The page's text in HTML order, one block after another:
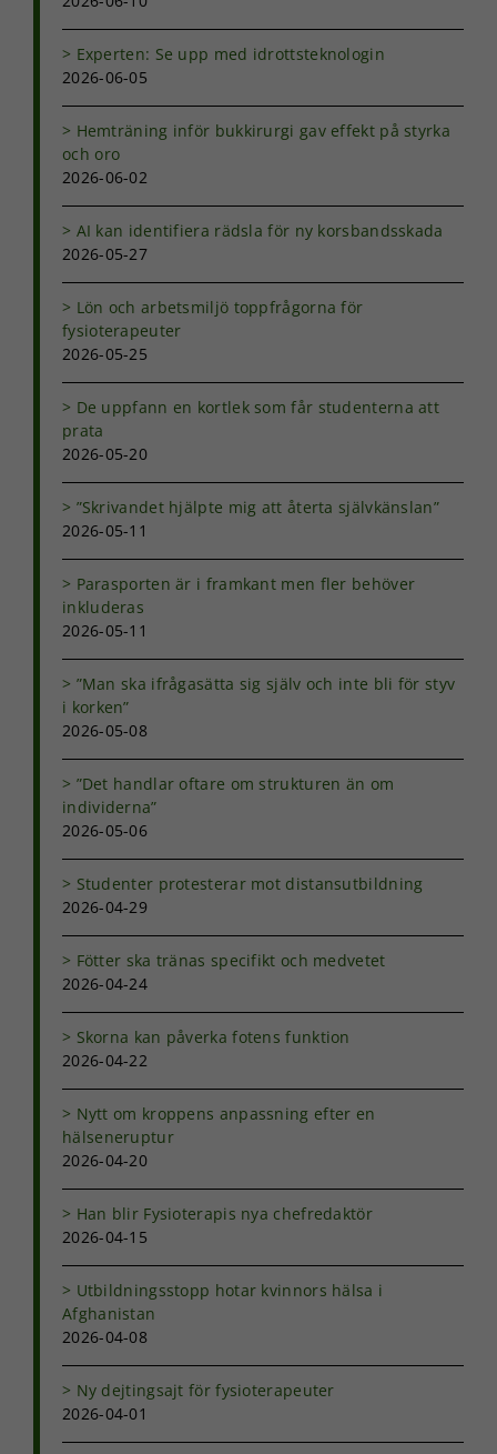
Experten: Se upp med idrottsteknologin
2026-06-05
Hemträning inför bukkirurgi gav effekt på styrka
och oro
2026-06-02
AI kan identifiera rädsla för ny korsbandsskada
2026-05-27
Lön och arbetsmiljö toppfrågorna för
fysioterapeuter
2026-05-25
De uppfann en kortlek som får studenterna att
prata
2026-05-20
”Skrivandet hjälpte mig att återta självkänslan”
2026-05-11
Parasporten är i framkant men fler behöver
inkluderas
2026-05-11
”Man ska ifrågasätta sig själv och inte bli för styv
i korken”
2026-05-08
”Det handlar oftare om strukturen än om
individerna”
2026-05-06
Studenter protesterar mot distansutbildning
2026-04-29
Fötter ska tränas specifikt och medvetet
2026-04-24
Skorna kan påverka fotens funktion
2026-04-22
Nytt om kroppens anpassning efter en
hälseneruptur
2026-04-20
Han blir Fysioterapis nya chefredaktör
2026-04-15
Utbildningsstopp hotar kvinnors hälsa i
Afghanistan
2026-04-08
Ny dejtingsajt för fysioterapeuter
2026-04-01
För att vi ska
kunna
och
uppbyggnad,
hemsidan
används.
För att vår
bra som
möjligt under
ditt besök.
de här
kakorna
hemsidan.
Marknadsföring
Genom att dela
chansen att få se
anpassat innehåll
och erbjudanden.